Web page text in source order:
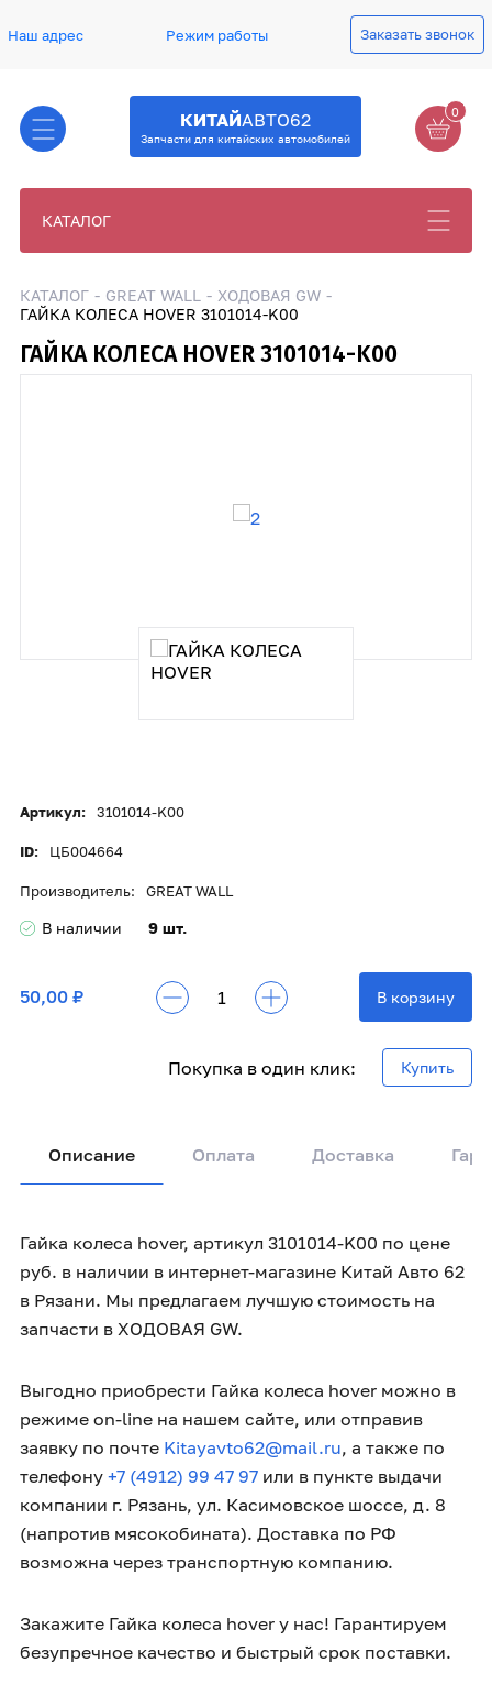
Наш адрес Режим работы Заказать звонок
КИТАЙАВТО62
Запчасти для китайских автомобилей
0
КАТАЛОГ
КАТАЛОГ GREAT WALL
ХОДОВАЯ GW
ГАЙКА КОЛЕСА HOVER 3101014-K00
ГАЙКА КОЛЕСА HOVER 3101014-K00
Артикул: 3101014-K00
ID: ЦБ004664
Производитель: GREAT WALL
В наличии 9 шт.
50,00 ₽ В корзину
Покупка в один клик: Купить
Описание Оплата Доставка
Гайка колеса hover, артикул 3101014-K00 по цене
руб. в наличии в интернет-магазине Китай Авто 62
в Рязани. Мы предлагаем лучшую стоимость на
запчасти в ХОДОВАЯ GW.
Выгодно приобрести Гайка колеса hover можно в
режиме on-line на нашем сайте, или отправив
заявку по почте Kitayavto62@mail.ru, а также по
телефону +7 (4912) 99 47 97 или в пункте выдачи
компании г. Рязань, ул. Касимовское шоссе, д. 8
(напротив мясокобината). Доставка по РФ
возможна через транспортную компанию.
Закажите Гайка колеса hover у нас! Гарантируем
безупречное качество и быстрый срок поставки.